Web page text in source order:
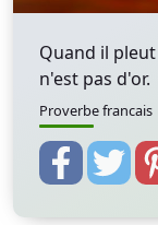
Quand il
n'est pas d'or.
Proverbe francais